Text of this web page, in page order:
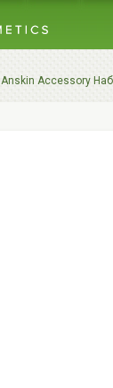
Anskin Accessory